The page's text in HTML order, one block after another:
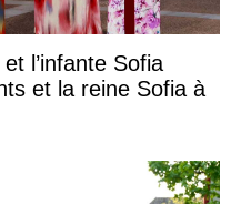
l’infante Sofia
et la reine Sofia à